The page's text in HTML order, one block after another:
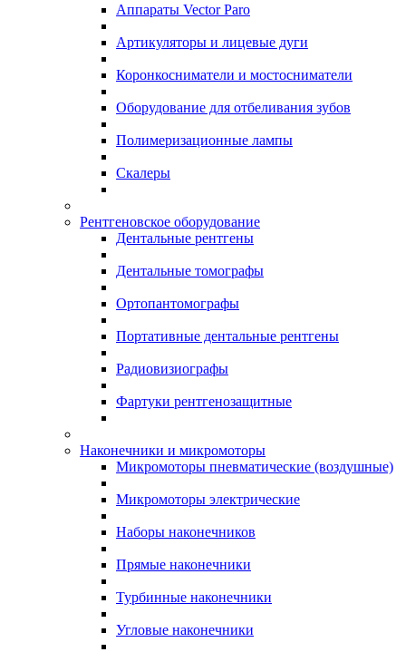
Аппараты Vector Paro
Артикуляторы и лицевые дуги
Коронкосниматели и мостосниматели
Оборудование для отбеливания зубов
Полимеризационные лампы
Скалеры
Рентгеновское оборудование
Дентальные рентгены
Дентальные томографы
Ортопантомографы
Портативные дентальные рентгены
Радиовизиографы
Фартуки рентгенозащитные
Наконечники и микромоторы
Микромоторы пневматические (воздушные)
Микромоторы электрические
Наборы наконечников
Прямые наконечники
Турбинные наконечники
Угловые наконечники